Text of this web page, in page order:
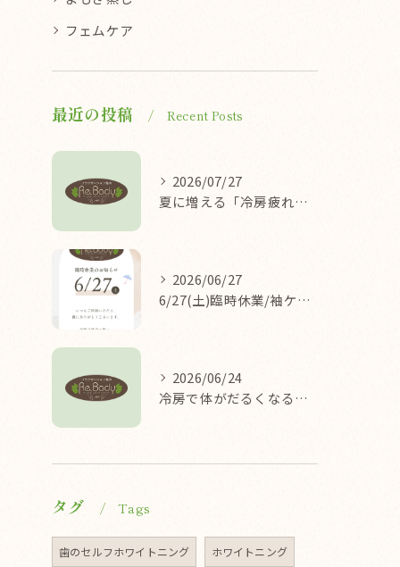
フェムケア
最近の投稿 Recent Posts
2026/07/27
夏に増える「冷房疲れ」の原因を医学的に解説/袖ケ浦/リラクゼーション整体Re.Body
2026/06/27
6/27(土)臨時休業/袖ケ浦/リラクゼーション整体Re.Body
2026/06/24
冷房で体がだるくなる理由/袖ケ浦/リラクゼーション整体Re.Body
タグ Tags
歯のセルフホワイトニング ホワイトニング